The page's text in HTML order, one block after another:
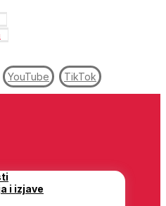
YouTube TikTok
i izjave